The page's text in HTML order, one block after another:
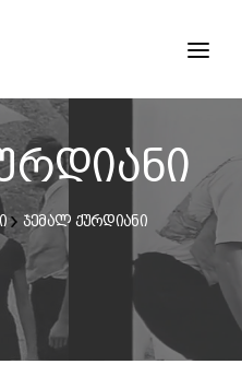
ჯემალ ქურდიანი